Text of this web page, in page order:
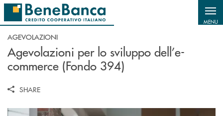
Salta al contenuto principale
MENU
AGEVOLAZIONI
Agevolazioni per lo sviluppo dell’e-
commerce (Fondo 394)
SHARE